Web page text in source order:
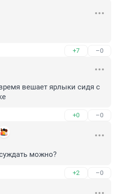
+7 –0
вешает ярлыки сидя с
+0 –0
можно?
+2 –0